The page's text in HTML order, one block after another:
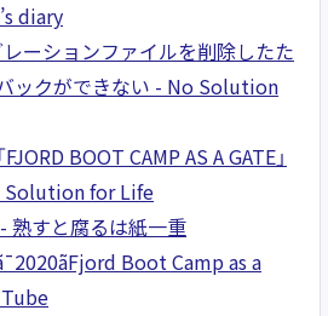
diary
ーションファイルを削除したた
ックができない - No Solution
BOOT CAMP AS A GATE」
Solution for Life
熟すと腐るは紙一重
Boot Camp as a